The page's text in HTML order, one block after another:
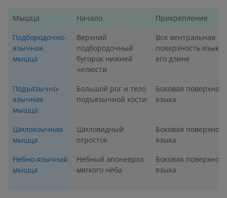
Мышца Начало
Прикрепление
Подбородочно-
язычная
мышца
Верхний
подбородочный
бугорок нижней
челюсти
Вся вентральная
поверхность языка
его длине
Подъязычно-
язычная
мышца
Большой рог и тело
подъязычной кости
Боковая
языка
Шилоязычная
мышца
Шиловидный
отросток
Боковая
языка
Небно-язычная
мышца
Небный апоневроз
мягкого нёба
Боковая
языка